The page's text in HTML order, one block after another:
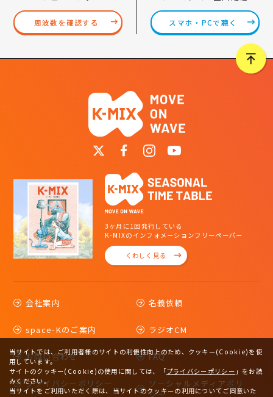
周波数を確認する スマホ・PCで聴く
3ヶ月に1回発行している
K-MIXのインフォメーションフリーペーパー
くわしく見る
会社案内 名義依頼
space-Kのご案内 ラジオCM
お問い合わせ FAQ
プライバシーポリシー
ソーシャルメディアポリ
シー
当サイトでは、ご利用者様のサイトの利便性向上のため、クッキー(Cookie)を使
用しています。
サイトのクッキー(Cookie)の使用に関しては、
「プライバシーポリシー 」をお読
みください。
当サイトをご利用いただく際は、当サイトのクッキーの利用についてご同意いた